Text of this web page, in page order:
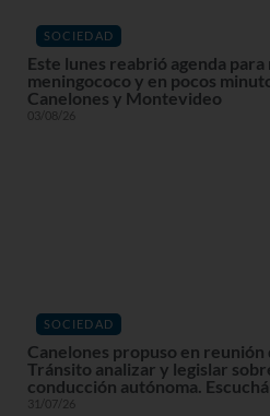
SOCIEDAD
Este lunes reabrió agenda
meningococo y en pocos
Canelones y Montevideo
03/08/26
SOCIEDAD
Canelones propuso en
Tránsito analizar y legislar
conducción autónoma.
31/07/26